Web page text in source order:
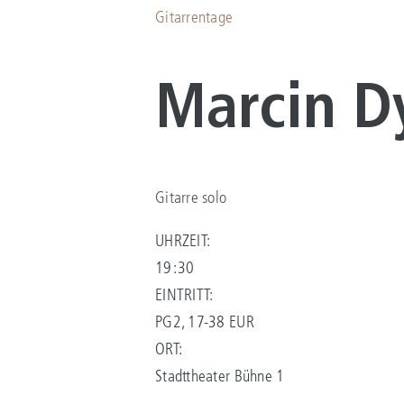
Gitarrentage
Marcin
Gitarre solo
UHRZEIT:
19:30
EINTRITT:
PG2, 17-38 EUR
ORT:
Stadttheater Bühne 1